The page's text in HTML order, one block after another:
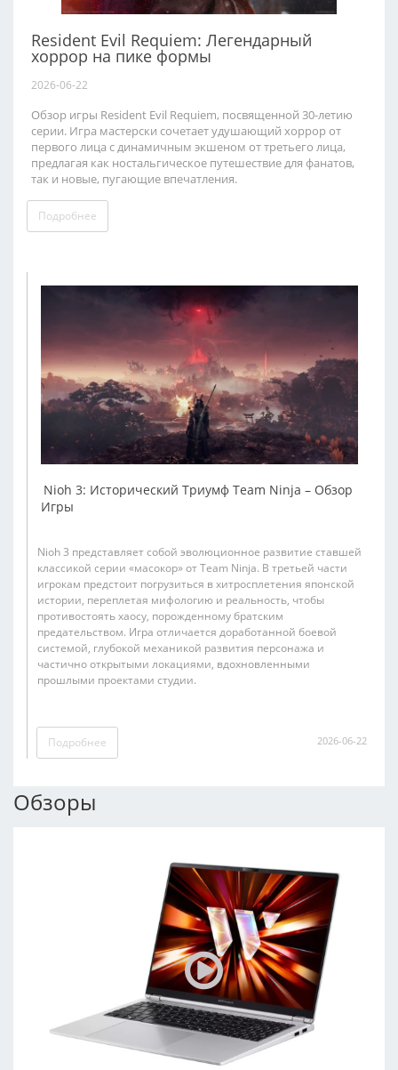
Resident Evil Requiem: Легендарный
хоррор на пике формы
2026-06-22
Обзор игры Resident Evil Requiem, посвященной 30-летию
серии. Игра мастерски сочетает удушающий хоррор от
первого лица с динамичным экшеном от третьего лица,
предлагая как ностальгическое путешествие для фанатов,
так и новые, пугающие впечатления.
Подробнее
Nioh 3: Исторический Триумф Team Ninja – Обзор
Игры
Nioh 3 представляет собой эволюционное развитие ставшей
классикой серии «масокор» от Team Ninja. В третьей части
игрокам предстоит погрузиться в хитросплетения японской
истории, переплетая мифологию и реальность, чтобы
противостоять хаосу, порожденному братским
предательством. Игра отличается доработанной боевой
системой, глубокой механикой развития персонажа и
частично открытыми локациями, вдохновленными
прошлыми проектами студии.
Подробнее 2026-06-22
Обзоры